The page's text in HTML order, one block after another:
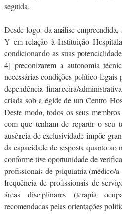
seguida.
Desde logo, da análise
Y em relação à Instituição
condicionando as suas
4] preconizarem a autonomia
necessárias condições político-legais
dependência financeira/
criada sob a égide de um Centro
Deste modo, todos os seus
com que tenham de repartir o seu
ausência de exclusividade impõe
da capacidade de resposta quanto
conforme tive oportunidade de
profissionais de psiquiatria (médico/
frequência de profissionais de
áreas disciplinares (terapia
recomendadas pelas orientações